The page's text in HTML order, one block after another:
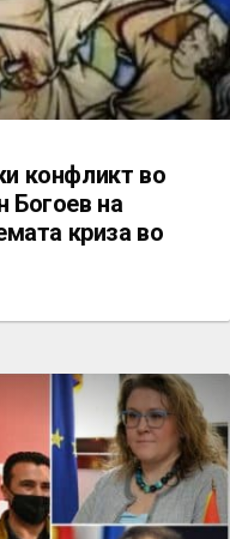
конфликт во
Богоев на
криза во